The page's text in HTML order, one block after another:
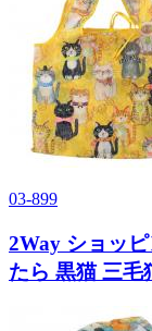
03-899
2Way ショッ
たら 黒猫 三毛